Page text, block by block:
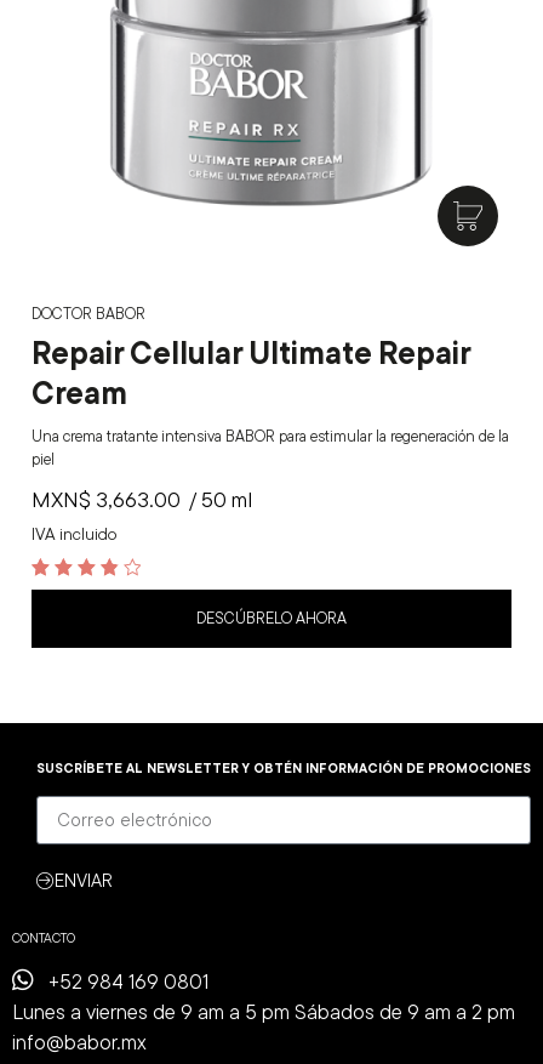
DOCTOR BABOR
Repair Cellular Ultimate Repair
Cream
Una crema tratante intensiva BABOR para estimular la regeneración de la
piel
MXN$ 3,663.00
IVA incluido
/ 50 ml
3.9
DESCÚBRELO AHORA
SUSCRÍBETE AL NEWSLETTER Y OBTÉN INFORMACIÓN DE PROMOCIONES
ENVIAR
CONTACTO
+52 984 169 0801
Lunes a viernes de 9 am a 5 pm Sábados de 9 am a 2 pm
info@babor.mx